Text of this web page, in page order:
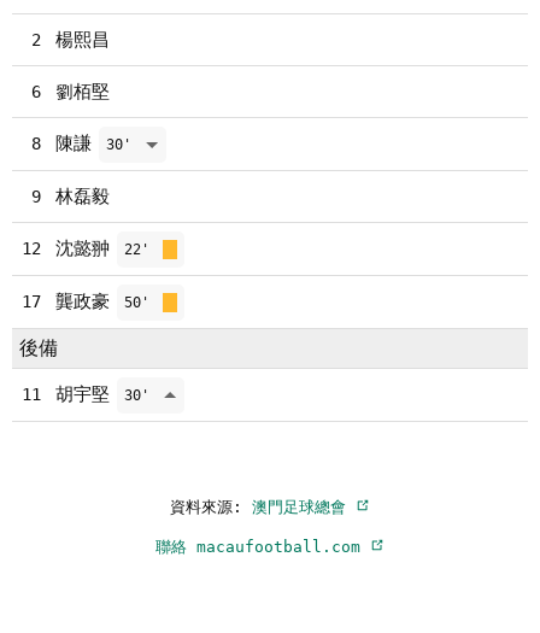
2 楊熙昌
6 劉栢堅
8 陳謙 30'
9 林磊毅
12 沈懿翀 22'
17 龔政豪 50'
後備
11 胡宇堅 30'
資料來源: 澳門足球總會
聯絡 macaufootball.com